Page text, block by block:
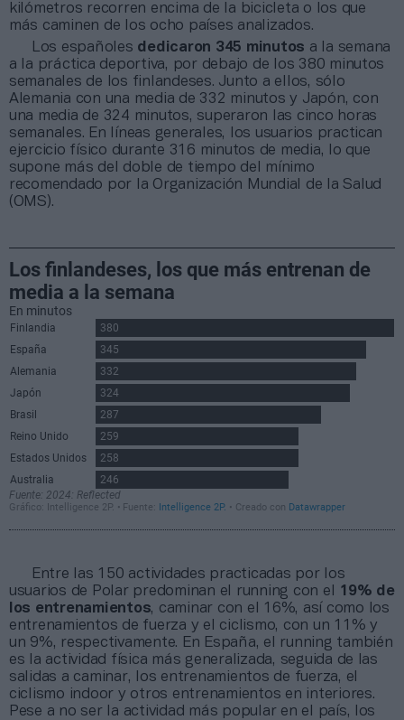
kilómetros recorren encima de la bicicleta o los que
más caminen de los ocho países analizados.
Los españoles dedicaron 345 minutos a la semana
a la práctica deportiva, por debajo de los 380 minutos
semanales de los finlandeses. Junto a ellos, sólo
Alemania con una media de 332 minutos y Japón, con
una media de 324 minutos, superaron las cinco horas
semanales. En líneas generales, los usuarios practican
ejercicio físico durante 316 minutos de media, lo que
supone más del doble de tiempo del mínimo
recomendado por la Organización Mundial de la Salud
(OMS).
Entre las 150 actividades practicadas por los
usuarios de Polar predominan el running con el
19% de
los entrenamientos, caminar con el 16%, así como los
entrenamientos de fuerza y el ciclismo, con un 11% y
un 9%, respectivamente. En España, el running también
es la actividad física más generalizada, seguida de las
salidas a caminar, los entrenamientos de fuerza, el
ciclismo indoor y otros entrenamientos en interiores.
Pese a no ser la actividad más popular en el país, los